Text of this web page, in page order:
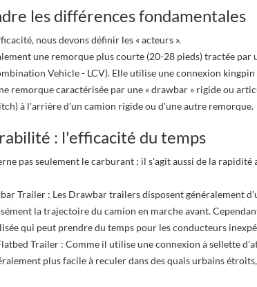
les différences fondamentales
nous devons définir les « acteurs ».
une remorque plus courte (20-28 pieds) tractée
Vehicle - LCV). Elle utilise une connexion
remorque caractérisée par une « drawbar » rigide ou
à l'arrière d'un camion rigide ou d'une autre remorque.
: l'efficacité du temps
pas seulement le carburant ; il s'agit aussi de la
Trailer : Les Drawbar trailers disposent généralement
la trajectoire du camion en marche avant.
qui peut prendre du temps pour les conducteurs
Trailer : Comme il utilise une connexion à sellette
plus facile à reculer dans des quais urbains